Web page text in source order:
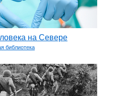
на Севере
библиотека